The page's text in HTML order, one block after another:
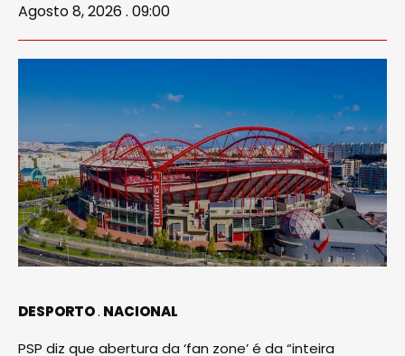
Agosto 8, 2026 . 09:00
DESPORTO NACIONAL
PSP diz que abertura da ‘fan zone’ é da “inteira